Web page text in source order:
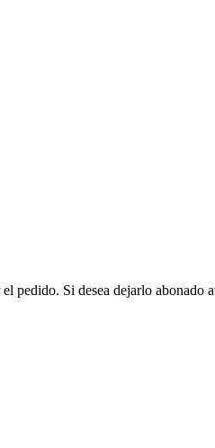
pedido. Si desea dejarlo